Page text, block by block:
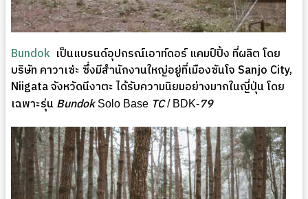
Bundok เป็นแบรนด์อุปกรณ์เอาท์ดอร์ แคมป์ปิ้ง ที่ผลิต โดย
บริษัท คาวาเซ่ะ ซึ่งมีสำนักงานใหญ่อยู่ที่เมืองซันโจ Sanjo City,
Niigata จังหวัดนีงาตะ ได้รับความนิยมอย่างมากในญี่ปุ่น โดย
เฉพาะรุ่นBundokSolo Base TC/ BDK-79